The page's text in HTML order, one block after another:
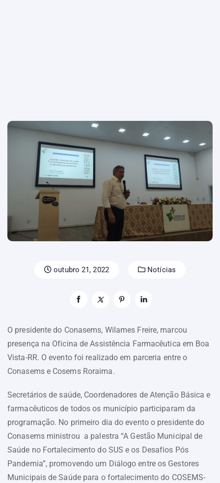
outubro 21, 2022 Notícias
O presidente do Conasems, Wilames Freire, marcou
presença na Oficina de Assistência Farmacêutica em Boa
Vista-RR. O evento foi realizado em parceria entre o
Conasems e Cosems Roraima.
Secretários de saúde, Coordenadores de Atenção Básica e
farmacêuticos de todos os município participaram da
programação. No primeiro dia do evento o presidente do
Conasems ministrou a palestra “A Gestão Municipal de
Saúde no Fortalecimento do SUS e os Desafios Pós
Pandemia”, promovendo um Diálogo entre os Gestores
Municipais de Saúde para o fortalecimento do COSEMS-